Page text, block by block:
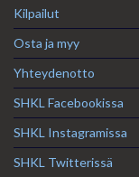
Kilpailut
Osta ja myy
Yhteydenotto
SHKL Facebookissa
SHKL Instagramissa
SHKL Twitterissä